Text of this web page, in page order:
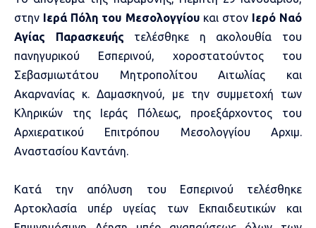
στην Ιερά Πόλη του Μεσολογγίουκαι στον Ιερό Ναό
Αγίας Παρασκευής τελέσθηκε η ακολουθία του
πανηγυρικού Εσπερινού, χοροστατούντος του
Σεβασμιωτάτου Μητροπολίτου Αιτωλίας και
Ακαρνανίας κ. Δαμασκηνού, με την συμμετοχή των
Κληρικών της Ιεράς Πόλεως, προεξάρχοντος του
Αρχιερατικού Επιτρόπου Μεσολογγίου Αρχιμ.
Αναστασίου Καντάνη.
Κατά την απόλυση του Εσπερινού τελέσθηκε
Αρτοκλασία υπέρ υγείας των Εκπαιδευτικών και